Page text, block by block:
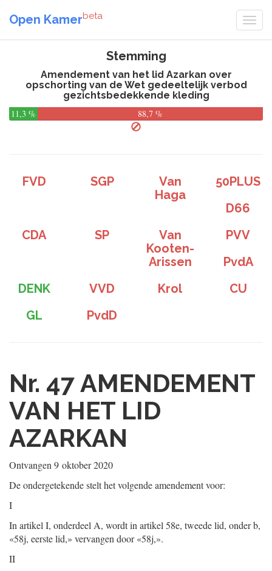
Open Kamerbeta
Stemming
Amendement van het lid Azarkan over
opschorting van de Wet gedeeltelijk verbod
gezichtsbedekkende kleding
11,3 %
88,7 %
FVD SGP
Van
Haga
50PLUS
D66
CDA
SP
Van
Kooten-
Arissen
PVV
PvdA
DENK
VVD Krol
CU
GL
PvdD
Nr. 47AMENDEMENT
VAN HET LID
AZARKAN
Ontvangen 9 oktober 2020
De ondergetekende stelt het volgende amendement voor:
I
In artikel I, onderdeel A, wordt in artikel 58e, tweede lid, onder b,
«58j, eerste lid,» vervangen door «58j,».
II